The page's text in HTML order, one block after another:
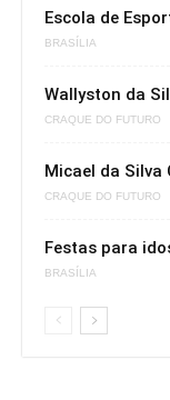
Escola de
BRASÍLIA
Wallyston da
CRAQUE DO FUTURO
Micael da Silva
CRAQUE DO FUTURO
Festas para
BRASÍLIA